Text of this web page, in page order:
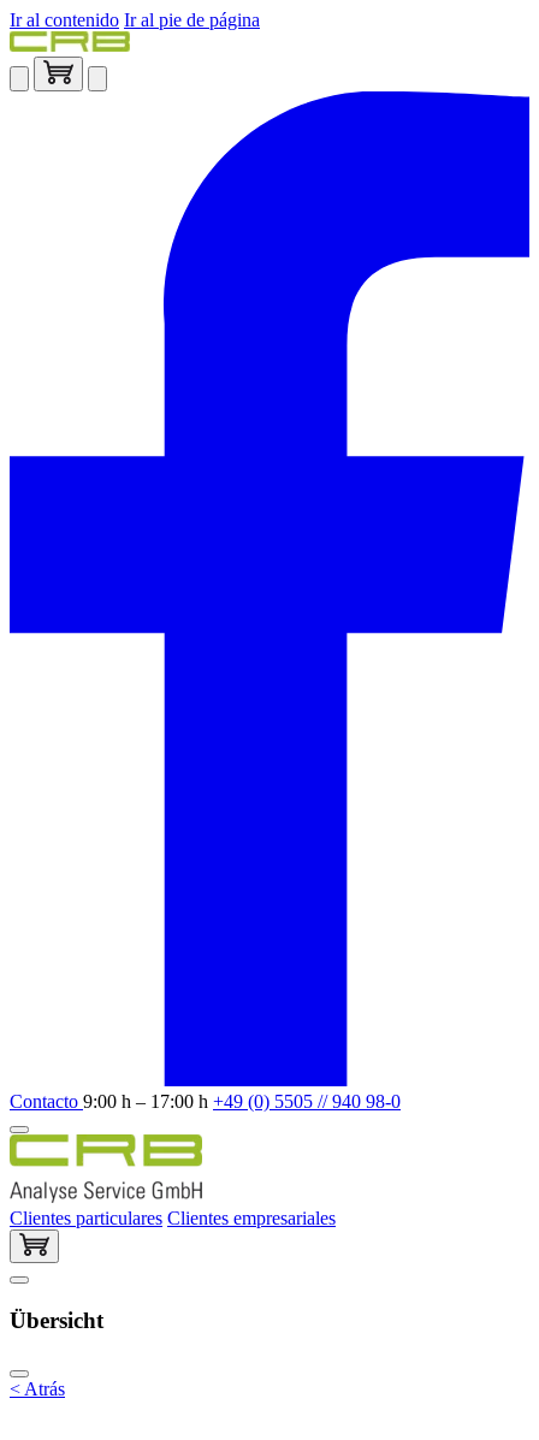
Ir al contenido Ir al pie de página
Contacto 9:00 h – 17:00 h +49 (0) 5505 // 940 98-0
Clientes particulares Clientes empresariales
Übersicht
< Atrás